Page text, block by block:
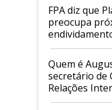
FPA diz que
preocupa
Quem é
secretário de
Relações
Mapa